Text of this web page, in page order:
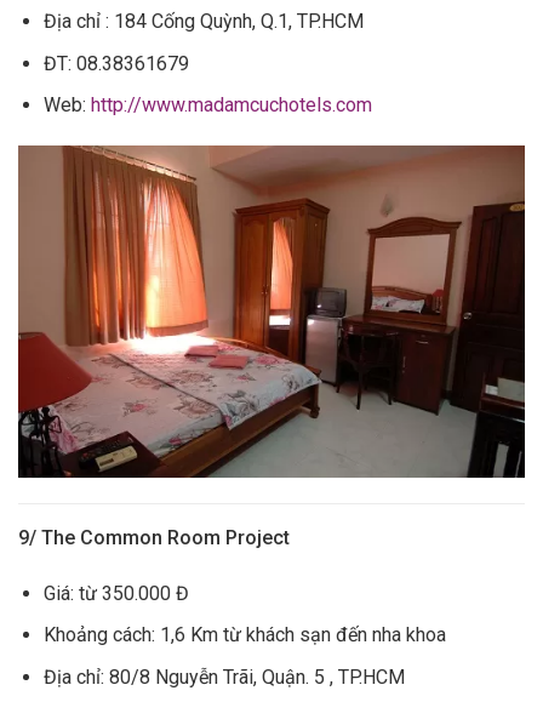
Địa chỉ : 184 Cống Quỳnh, Q.1, TP.HCM
ĐT: 08.38361679
Web: http://www.madamcuchotels.com
9/ The Common Room Project
Giá: từ 350.000 Đ
Khoảng cách: 1,6 Km từ khách sạn đến nha khoa
Địa chỉ: 80/8 Nguyễn Trãi, Quận. 5 , TP.HCM